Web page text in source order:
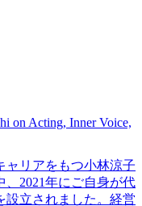
on Acting, Inner Voice,
ャリアをもつ小林涼子
、2021年にご自身が代
設立されました。経営